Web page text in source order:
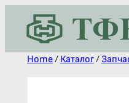
Home/ Каталог/